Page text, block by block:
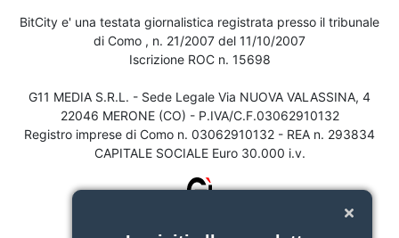
BitCity e' una testata giornalistica registrata presso il tribunale
di Como , n. 21/2007 del 11/10/2007
Iscrizione ROC n. 15698
G11 MEDIA S.R.L. - Sede Legale Via NUOVA VALASSINA, 4
22046 MERONE (CO) - P.IVA/C.F.03062910132
Registro imprese di Como n. 03062910132 - REA n. 293834
CAPITALE SOCIALE Euro 30.000 i.v.